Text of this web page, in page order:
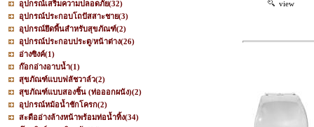
อุปกรณ์เสริมความปลอดภัย(32)
อุปกรณ์ประกอบโถปัสสาะชาย(3)
อุปกรณ์ยึดพื้นสำหรับสุขภัณฑ์(2)
อุปกรณ์ประกอบประตู/หน้าต่าง(26)
อ่างซิงค์(1)
ก๊อกอ่างอาบน้ำ(1)
สุขภัณฑ์แบบฟลัชวาล์ว(2)
สุขภัณฑ์แบบสองชิ้น (ท่อออกผนัง)(2)
อุปกรณ์หม้อน้ำชักโครก(2)
สะดืออ่างล้างหน้าพร้อมท่อน้ำทิ้ง(34)
view